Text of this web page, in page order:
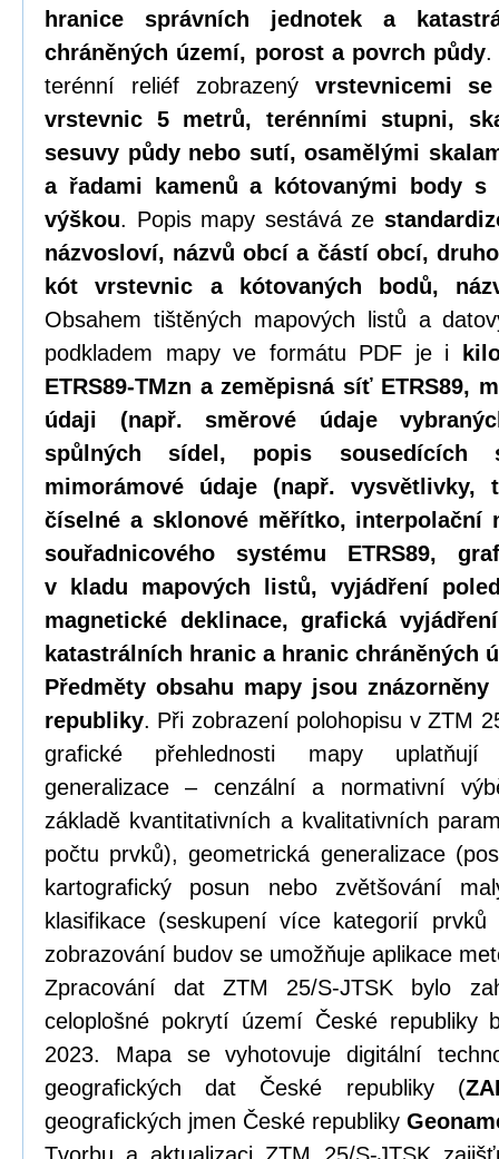
hranice správních jednotek a
chráněných území, porost a povrch půdy.
terénní reliéf zobrazený vrstevnicemi
vrstevnic 5 metrů, terénními stupni,
sesuvy půdy nebo sutí, osamělými
a řadami kamenů a kótovanými body s
výškou. Popis mapy sestává ze
názvosloví, názvů obcí a částí obcí,
kót vrstevnic a kótovaných bodů,
Obsahem tištěných mapových listů a
podkladem mapy ve formátu PDF je i
ETRS89-TMzn a zeměpisná síť ETRS89,
údaji (např. směrové údaje
spůlných sídel, popis sousedících
mimorámové údaje (např. vysvětlivky,
číselné a sklonové měřítko, interpolační
souřadnicového systému ETRS89,
v kladu mapových listů, vyjádření
magnetické deklinace, grafická
katastrálních hranic a hranic chráněných
Předměty obsahu mapy jsou
republiky. Při zobrazení polohopisu v ZTM
grafické přehlednosti mapy uplatňují
generalizace – cenzální a normativní
základě kvantitativních a kvalitativních
počtu prvků), geometrická generalizace
kartografický posun nebo zvětšování
klasifikace (seskupení více kategorií
zobrazování budov se umožňuje aplikace
Zpracování dat ZTM 25/S-JTSK bylo
celoplošné pokrytí území České republiky
2023. Mapa se vyhotovuje digitální
geografických dat České republiky (
geografických jmen České republiky